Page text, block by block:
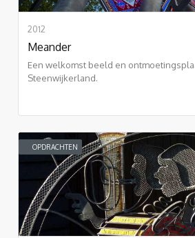
2012
Meander
Een welkomst beeld en
Steenwijkerland.
OPDRACHTEN